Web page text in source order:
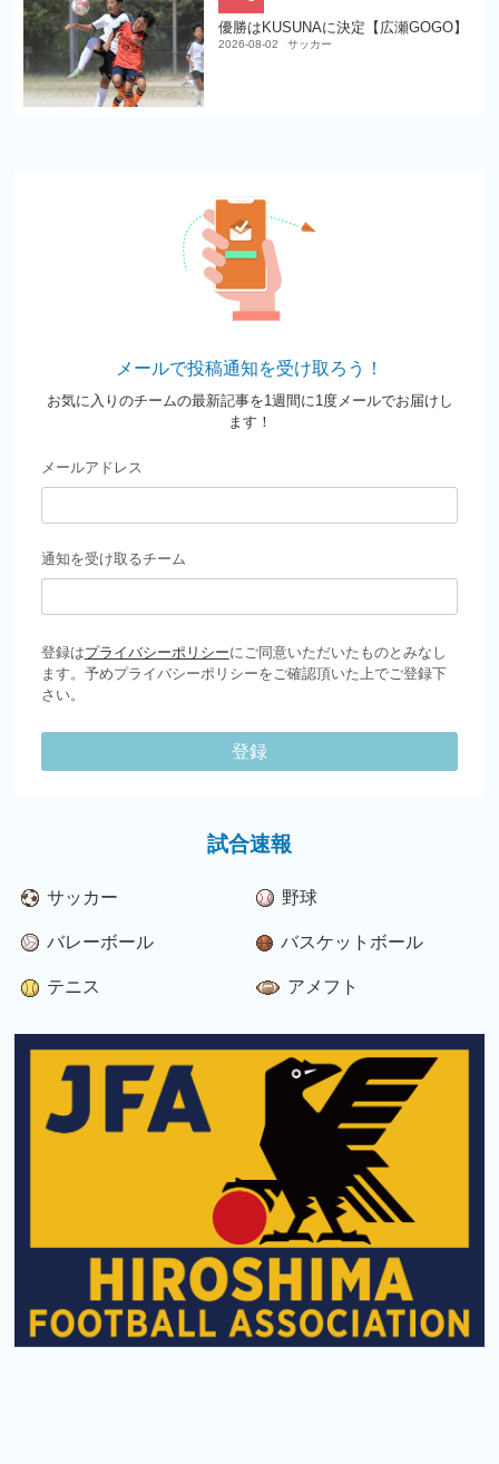
優勝はKUSUNAに決定【広瀬GOGO】
2026-08-02 サッカー
メールで投稿通知を受け取ろう！
お気に入りのチームの最新記事を1週間に1度メールでお届けし
ます！
メールアドレス
通知を受け取るチーム
登録はプライバシーポリシーにご同意いただいたものとみなし
ます。予めプライバシーポリシーをご確認頂いた上でご登録下
さい。
登録
試合速報
サッカー 野球
バレーボール バスケットボール
テニス アメフト